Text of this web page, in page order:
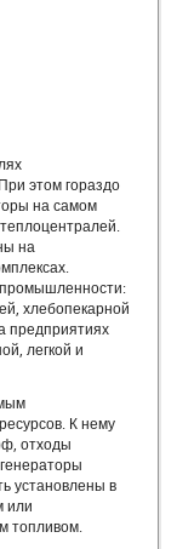
к работе
методы
в котле
на
экономичной
котельных и
этом гораздо
на самом
на
хлебопекарной
предприятиях
легкой и
К нему
отходы
установлены в
или
топливом.